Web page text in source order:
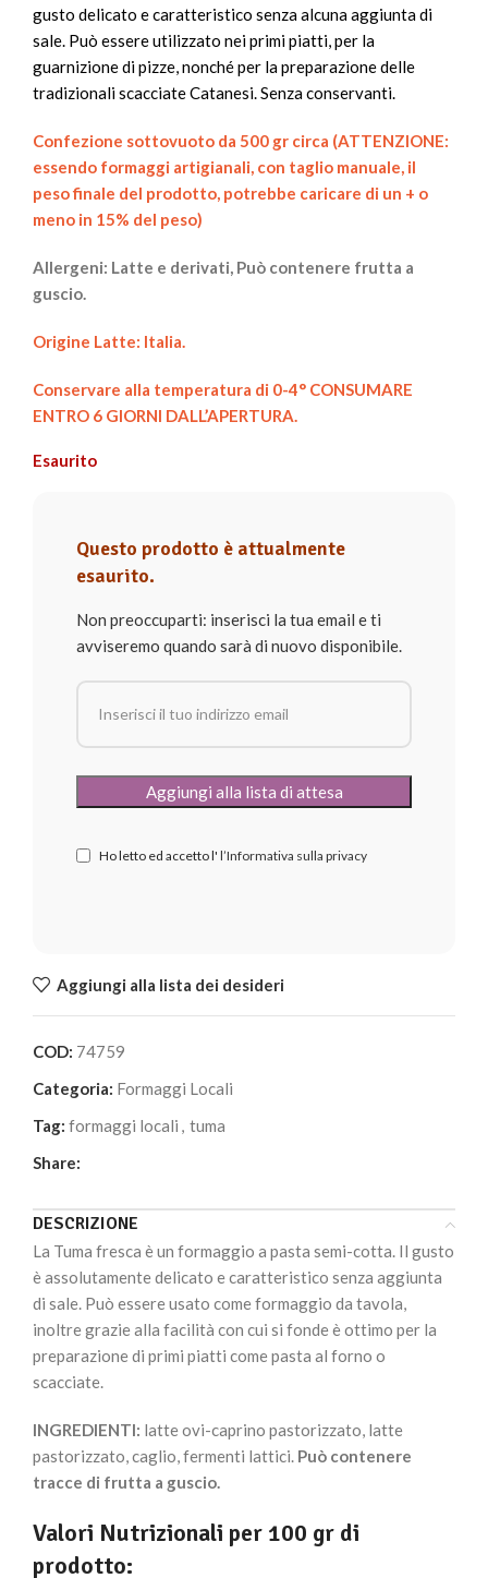
gusto delicato e caratteristico senza alcuna aggiunta di
sale. Può essere utilizzato nei primi piatti, per la
guarnizione di pizze, nonché per la preparazione delle
tradizionali scacciate Catanesi. Senza conservanti.
Confezione sottovuoto da 500 gr circa (ATTENZIONE:
essendo formaggi artigianali, con taglio manuale, il
peso finale del prodotto, potrebbe caricare di un + o
meno in 15% del peso)
Allergeni: Latte e derivati, Può contenere frutta a
guscio.
Origine Latte: Italia.
Conservare alla temperatura di 0-4° CONSUMARE
ENTRO 6 GIORNI DALL’APERTURA.
Esaurito
Questo prodotto è attualmente
esaurito.
Non preoccuparti: inserisci la tua email e ti
avviseremo quando sarà di nuovo disponibile.
Ho letto ed accetto l' l’Informativa sulla privacy
Aggiungi alla lista dei desideri
COD: 74759
Categoria: Formaggi Locali
Tag: formaggi locali , tuma
Share:
DESCRIZIONE
La Tuma fresca è un formaggio a pasta semi-cotta. Il gusto
è assolutamente delicato e caratteristico senza aggiunta
di sale. Può essere usato come formaggio da tavola,
inoltre grazie alla facilità con cui si fonde è ottimo per la
preparazione di primi piatti come pasta al forno o
scacciate.
INGREDIENTI: latte ovi-caprino pastorizzato, latte
pastorizzato, caglio, fermenti lattici. Può contenere
tracce di frutta a guscio.
Valori Nutrizionali per 100 gr di
prodotto: